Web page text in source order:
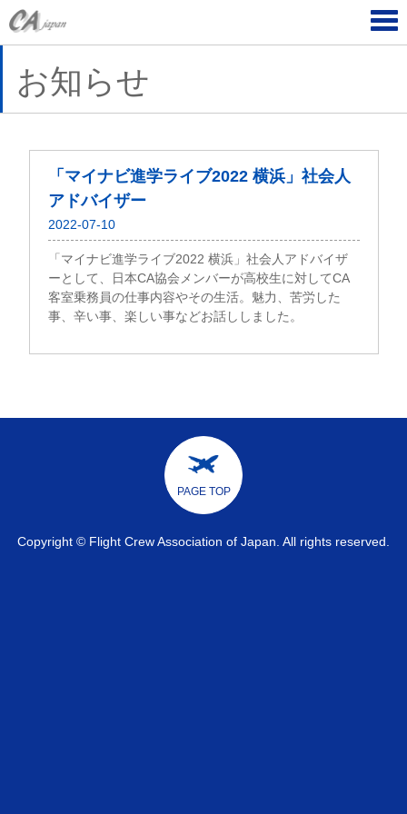
お知らせ
「マイナビ進学ライブ2022 横浜」社会人
アドバイザー
2022-07-10
「マイナビ進学ライブ2022 横浜」社会人アドバイザ
ーとして、日本CA協会メンバーが高校生に対してCA
客室乗務員の仕事内容やその生活。魅力、苦労した
事、辛い事、楽しい事などお話ししました。
PAGE TOP
Copyright © Flight Crew Association of Japan. All rights reserved.